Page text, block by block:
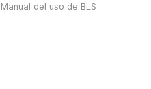
Manual del uso de BLS